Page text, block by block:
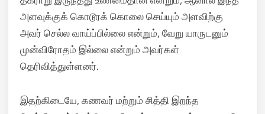
அளவுக்குக் கொடூரக் கொலை செய்யும் அளவிற்கு
அவர் செல்ல வாய்ப்பில்லை என்றும், வேறு யாருடனும்
முன்விரோதம் இல்லை என்றும் அவர்கள்
தெரிவித்துள்ளனர்.
இதற்கிடையே, கணவர் மற்றும் சித்தி இறந்த